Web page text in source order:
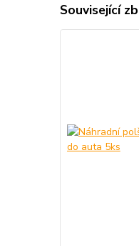
Související